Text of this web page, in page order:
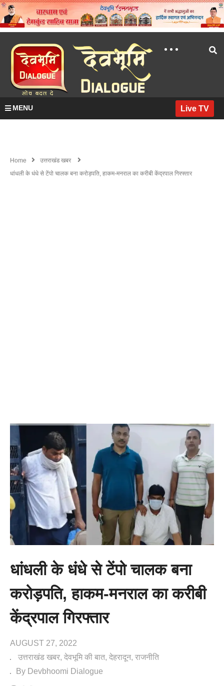
MENU Live TV
Home
उत्तराखंड खबर
धांधली के धंधे से टेंपो चालक बना करोड़पति, हाकम-मनराल का करीबी केंद्रपाल गिरफ्तार
धांधली के धंधे से टेंपो चालक बना
करोड़पति, हाकम-मनराल का करीबी
केंद्रपाल गिरफ्तार
AUGUST 27, 2022
उत्तराखंड खबर देवभूमि की बात देहरादून राजनीति
By Devbhoomi Dialogue